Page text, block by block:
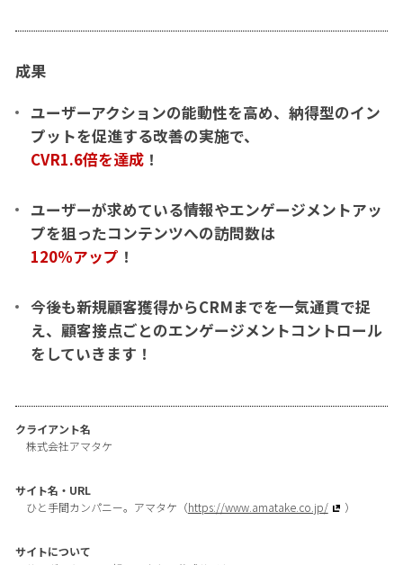
成果
ユーザーアクションの能動性を高め、納得型のイン
プットを促進する改善の実施で、
CVR1.6倍を達成！
ユーザーが求めている情報やエンゲージメントアッ
プを狙ったコンテンツへの訪問数は
120％アップ ！
今後も新規顧客獲得からCRMまでを一気通貫で捉
え、顧客接点ごとのエンゲージメントコントロール
をしていきます！
クライアント名
株式会社アマタケ
サイト名・URL
ひと手間カンパニー。アマタケ（https://www.amatake.co.jp/ ）
サイトについて